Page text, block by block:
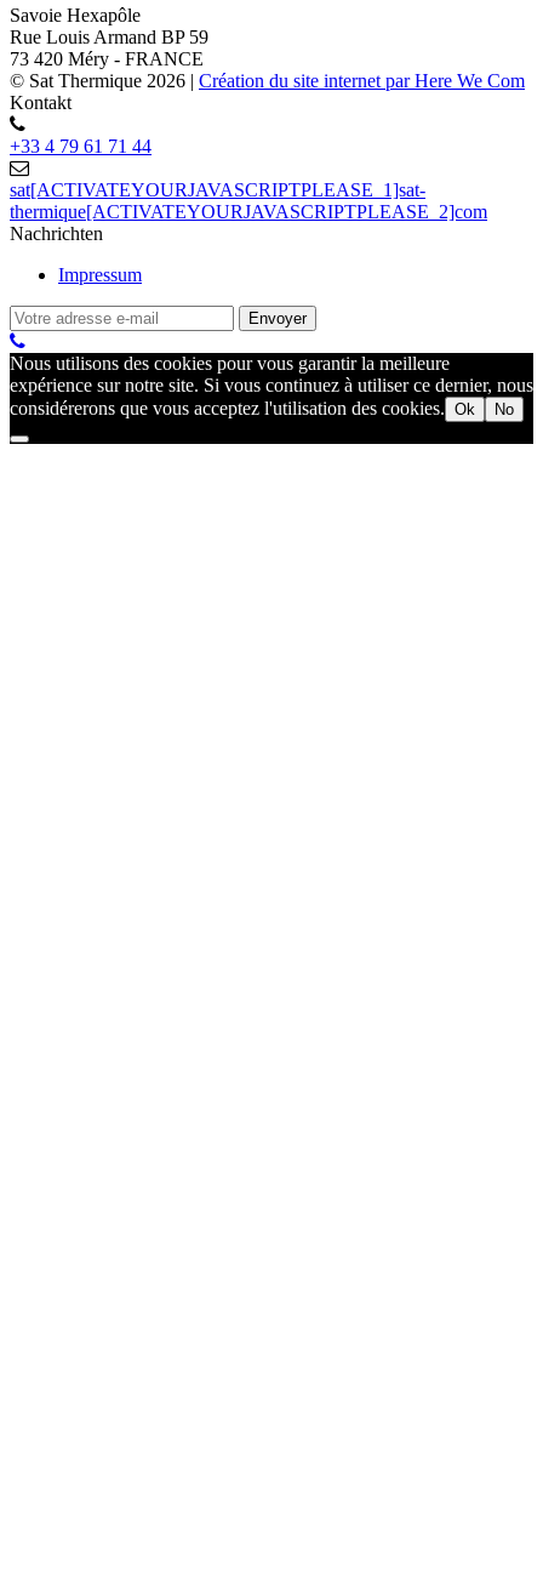
Savoie Hexapôle
Rue Louis Armand BP 59
73 420 Méry - FRANCE
© Sat Thermique 2026 | Création du site internet par Here We Com
Kontakt
+33 4 79 61 71 44
sat[ACTIVATEYOURJAVASCRIPTPLEASE_1]sat-
thermique[ACTIVATEYOURJAVASCRIPTPLEASE_2]com
Nachrichten
Impressum
Nous utilisons des cookies pour vous garantir la meilleure
expérience sur notre site. Si vous continuez à utiliser ce dernier, nous
considérerons que vous acceptez l'utilisation des cookies. Ok No